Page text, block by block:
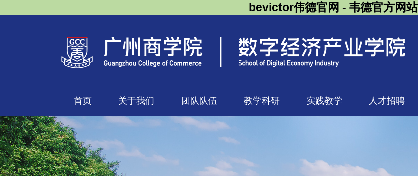
bevictor伟德官网 - 韦德官方网站
首页 关于我们 团队队伍 教学科研 实践教学 人才招聘